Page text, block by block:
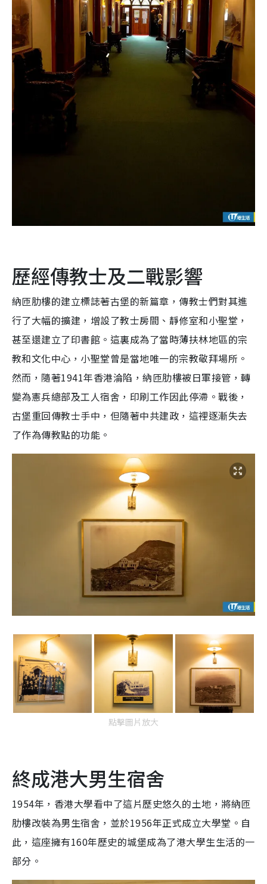
歷經傳教士及二戰影響
納匝肋樓的建立標誌著古堡的新篇章，傳教士們對其進
行了大幅的擴建，增設了教士房間、靜修室和小聖堂，
甚至還建立了印書館。這裏成為了當時薄扶林地區的宗
教和文化中心，小聖堂曾是當地唯一的宗教敬拜場所。
然而，隨著1941年香港淪陷，納匝肋樓被日軍接管，轉
變為憲兵總部及工人宿舍，印刷工作因此停滯。戰後，
古堡重回傳教士手中，但隨著中共建政，這裡逐漸失去
了作為傳教點的功能。
點擊圖片放大
終成港大男生宿舍
1954年，香港大學看中了這片歷史悠久的土地，將納匝
肋樓改裝為男生宿舍，並於1956年正式成立大學堂。自
此，這座擁有160年歷史的城堡成為了港大學生生活的一
部分。